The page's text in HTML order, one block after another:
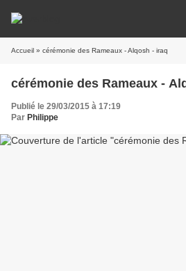
Accueil » cérémonie des Rameaux - Alqosh - iraq
cérémonie des Rameaux -
Publié le 29/03/2015 à 17:19
Par Philippe